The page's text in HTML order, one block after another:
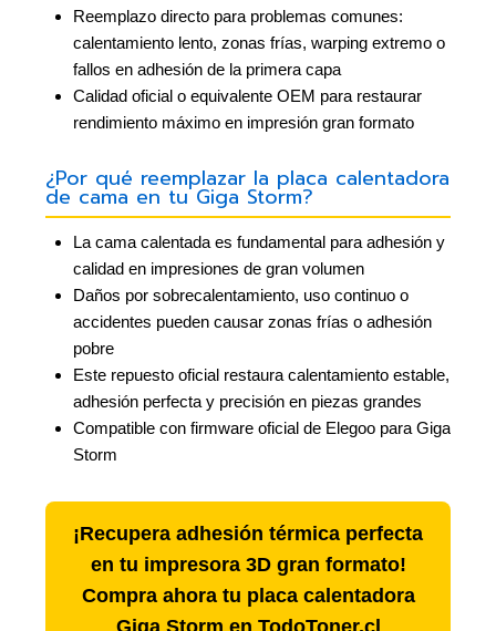
Reemplazo directo para problemas comunes:
calentamiento lento, zonas frías, warping extremo o
fallos en adhesión de la primera capa
Calidad oficial o equivalente OEM para restaurar
rendimiento máximo en impresión gran formato
¿Por qué reemplazar la placa calentadora
de cama en tu Giga Storm?
La cama calentada es fundamental para adhesión y
calidad en impresiones de gran volumen
Daños por sobrecalentamiento, uso continuo o
accidentes pueden causar zonas frías o adhesión
pobre
Este repuesto oficial restaura calentamiento estable,
adhesión perfecta y precisión en piezas grandes
Compatible con firmware oficial de Elegoo para Giga
Storm
¡Recupera adhesión térmica perfecta
en tu impresora 3D gran formato!
Compra ahora tu placa calentadora